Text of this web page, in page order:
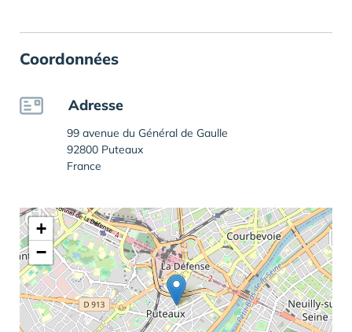
Coordonnées
Adresse
99 avenue du Général de Gaulle
92800 Puteaux
France
+
−